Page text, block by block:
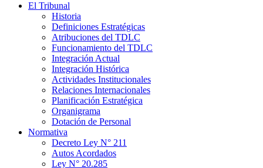
El Tribunal
Historia
Definiciones Estratégicas
Atribuciones del TDLC
Funcionamiento del TDLC
Integración Actual
Integración Histórica
Actividades Institucionales
Relaciones Internacionales
Planificación Estratégica
Organigrama
Dotación de Personal
Normativa
Decreto Ley N° 211
Autos Acordados
Ley N° 20.285